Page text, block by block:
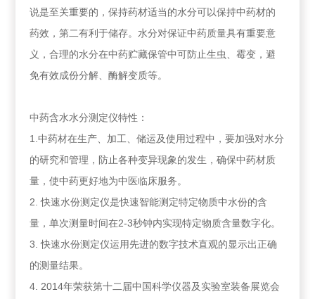
说是至关重要的，保持药材适当的水分可以保持中药材的
药效，第二有利于储存。水分对保证中药质量具有重要意
义，合理的水分在中药贮藏保管中可防止生虫、霉变，避
免有效成份分解、酶解变质等。
中药含水水分测定仪特性：
1.中药材在生产、加工、储运及使用过程中，要加强对水分
的研究和管理，防止各种变异现象的发生，确保中药材质
量，使中药更好地为中医临床服务。
2. 快速水份测定仪是快速智能测定特定物质中水份的含
量，单次测量时间在2-3秒钟内实现特定物质含量数字化。
3. 快速水份测定仪运用先进的数字技术直观的显示出正确
的测量结果。
4. 2014年荣获第十二届中国科学仪器及实验室装备展览会